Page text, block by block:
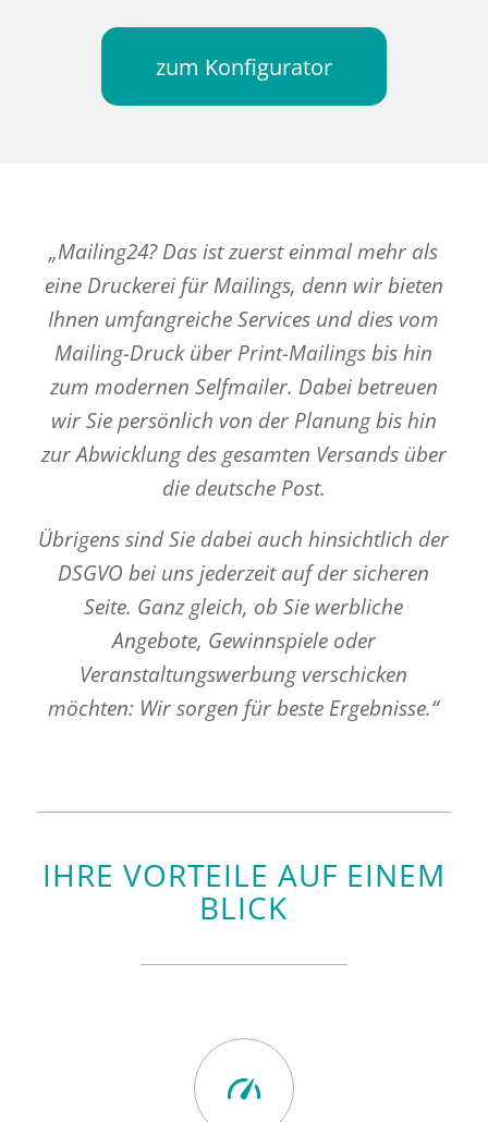
zum Konfigurator
„Mailing24? Das ist zuerst einmal mehr als
eine Druckerei für Mailings, denn wir bieten
Ihnen umfangreiche Services und dies vom
Mailing-Druck über Print-Mailings bis hin
zum modernen Selfmailer. Dabei betreuen
wir Sie persönlich von der Planung bis hin
zur Abwicklung des gesamten Versands über
die deutsche Post.
Übrigens sind Sie dabei auch hinsichtlich der
DSGVO bei uns jederzeit auf der sicheren
Seite. Ganz gleich, ob Sie werbliche
Angebote, Gewinnspiele oder
Veranstaltungswerbung verschicken
möchten: Wir sorgen für beste Ergebnisse.“
IHRE VORTEILE AUF EINEM
BLICK